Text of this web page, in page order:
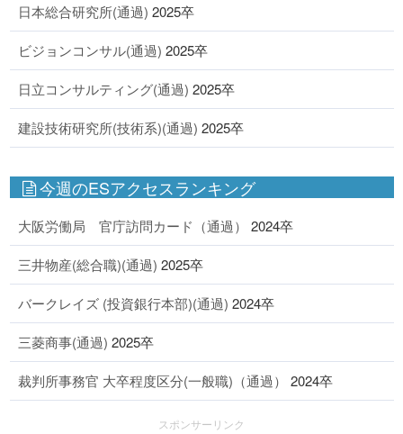
日本総合研究所(通過) 2025卒
ビジョンコンサル(通過) 2025卒
日立コンサルティング(通過) 2025卒
建設技術研究所(技術系)(通過) 2025卒
今週のESアクセスランキング
大阪労働局 官庁訪問カード（通過） 2024卒
三井物産(総合職)(通過) 2025卒
バークレイズ (投資銀行本部)(通過) 2024卒
三菱商事(通過) 2025卒
裁判所事務官 大卒程度区分(一般職)（通過） 2024卒
スポンサーリンク